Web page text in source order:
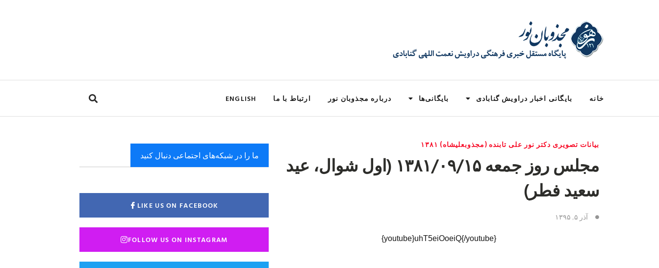
خانه بایگانی اخبار دراویش گنابادی بایگانی‌ها درباره مجذوبان نور ارتباط با ما ENGLISH
بیانات تصویری دکتر نور علی تابنده (مجذوبعلیشاه) ۱۳۸۱
مجلس روز جمعه ۱۳۸۱/۰۹/۱۵ (اول شوال، عید
سعید فطر)
آذر ۵, ۱۳۹۵
{youtube}uhT5eiOoeiQ{/youtube}
ما را در شبکه‌های اجتماعی دنبال کنید
LIKE US ON FACEBOOK
FOLLOW US ON INSTAGRAM